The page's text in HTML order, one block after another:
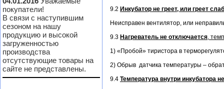
покупатели!
В связи с наступившим
сезоном на нашу
продукцию и высокой
загруженностью
производства
отсутствующие товары на
сайте не представлены.
9.2 Инкубатор не греет, или греет
Неисправен вентилятор, или
9.3 Нагреватель не отключается,
1) «Пробой» тиристора в
2) Обрыв датчика температуры –
9.4 Температура внутри инкубатора